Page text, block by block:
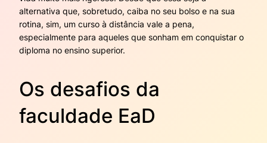
alternativa que, sobretudo, caiba no seu bolso e na sua
rotina, sim, um curso à distância vale a pena,
especialmente para aqueles que sonham em conquistar o
diploma no ensino superior.
Os desafios da
faculdade EaD